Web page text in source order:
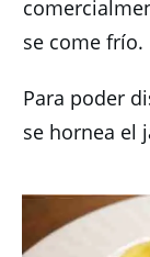
se come frío.
Para poder
se hornea el